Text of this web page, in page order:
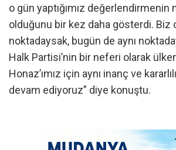
o gün yaptığımız değerlendirmenin
olduğunu bir kez daha gösterdi. Biz
noktadaysak, bugün de aynı
Halk Partisi’nin bir neferi olarak
Honaz’ımız için aynı inanç ve
devam ediyoruz” diye konuştu.